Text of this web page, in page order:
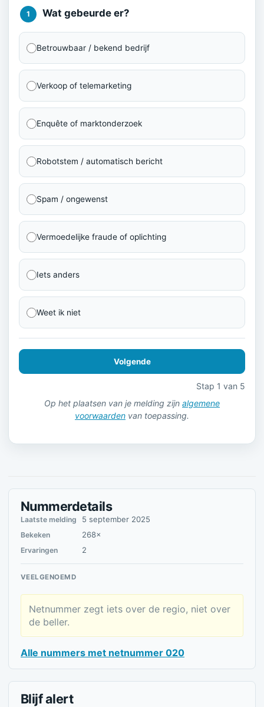
1 Wat gebeurde er?
Betrouwbaar / bekend bedrijf
Verkoop of telemarketing
Enquête of marktonderzoek
Robotstem / automatisch bericht
Spam / ongewenst
Vermoedelijke fraude of oplichting
Iets anders
Weet ik niet
Volgende
Stap 1 van 5
Op het plaatsen van je melding zijn algemene
voorwaarden van toepassing.
Nummerdetails
Laatste melding 5 september 2025
Bekeken 268×
Ervaringen 2
VEELGENOEMD
Netnummer zegt iets over de regio, niet over
de beller.
Alle nummers met netnummer 020
Blijf alert